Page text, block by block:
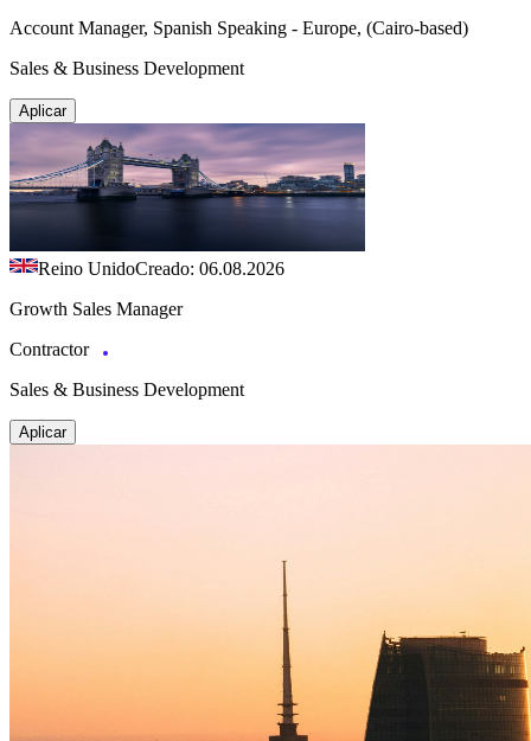
Account Manager, Spanish Speaking - Europe, (Cairo-based)
Sales & Business Development
Aplicar
Reino UnidoCreado: 06.08.2026
Growth Sales Manager
Contractor
Sales & Business Development
Aplicar